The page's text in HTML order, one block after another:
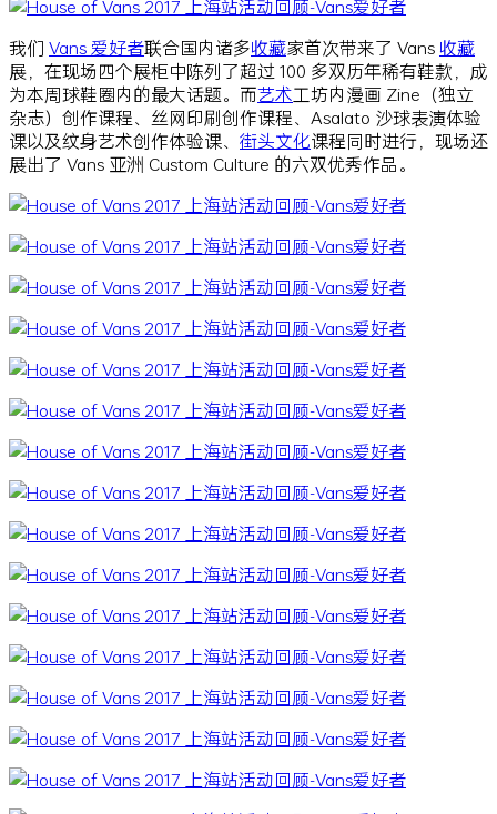
我们 Vans 爱好者联合国内诸多收藏家首次带来了 Vans 收藏
展，在现场四个展柜中陈列了超过 100 多双历年稀有鞋款，成
为本周球鞋圈内的最大话题。而艺术工坊内漫画 Zine（独立
杂志）创作课程、丝网印刷创作课程、Asalato 沙球表演体验
课以及纹身艺术创作体验课、 街头文化课程同时进行，现场还
展出了 Vans 亚洲 Custom Culture 的六双优秀作品。